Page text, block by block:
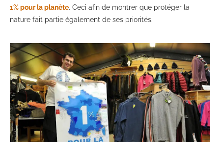
1% pour la planète. Ceci afin de montrer que protéger la
nature fait partie également de ses priorités.